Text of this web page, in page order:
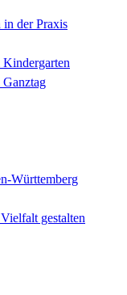
in der Praxis
Württemberg
gestalten